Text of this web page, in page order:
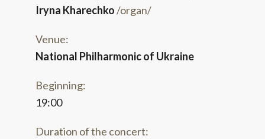
Iryna Kharechko/organ/
Venue:
National Philharmonic of Ukraine
Beginning:
19:00
Duration of the concert: